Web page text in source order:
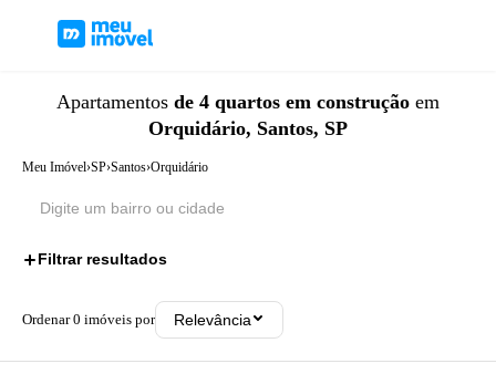
Apartamentos de 4 quartos em construção em
Orquidário, Santos, SP
Meu Imóvel›SP›Santos›Orquidário
Filtrar resultados
Ordenar0 imóveis por Relevância